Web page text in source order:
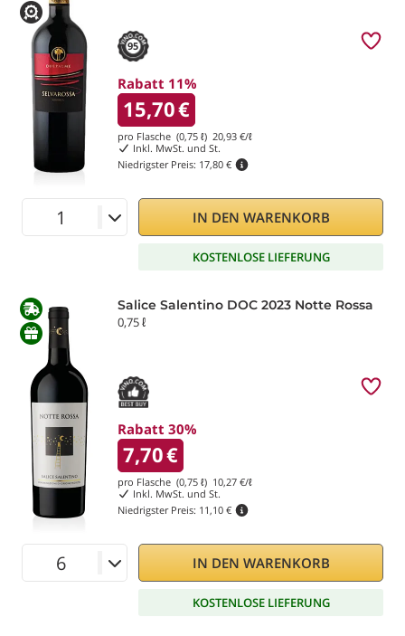
95
Rabatt 11%
15,70€
pro Flasche (0,75 ℓ) 20,93 €/ℓ
Inkl. MwSt. und St.
Niedrigster Preis: 17,80 €
IN DEN WARENKORB
KOSTENLOSE LIEFERUNG
Salice Salentino DOC 2023 Notte Rossa
0,75 ℓ
Rabatt 30%
7,70€
pro Flasche (0,75 ℓ) 10,27 €/ℓ
Inkl. MwSt. und St.
Niedrigster Preis: 11,10 €
IN DEN WARENKORB
KOSTENLOSE LIEFERUNG